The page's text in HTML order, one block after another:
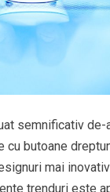
semnificativ de-
cu butoane
mai
trenduri este